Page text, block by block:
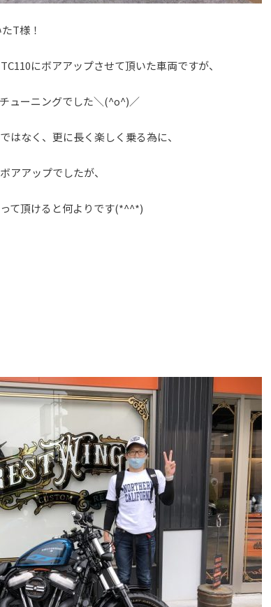
T様！
にボアアップさせて頂いた車両ですが、
ューニングでした＼(^o^)／
はなく、更に長く楽しく乗る為に、
アアップでしたが、
て頂けると何よりです(*^^*)